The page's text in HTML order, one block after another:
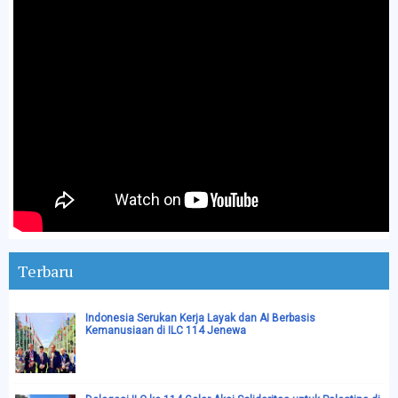
Terbaru
Indonesia Serukan Kerja Layak dan AI Berbasis
Kemanusiaan di ILC 114 Jenewa